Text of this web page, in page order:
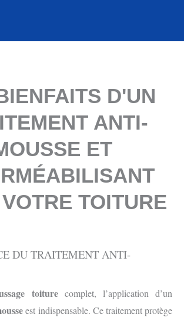
D'UN
ANTI-
ET
TOITURE
DU TRAITEMENT ANTI-
toiturecomplet, l’application d’un
est indispensable. Ce traitement protège